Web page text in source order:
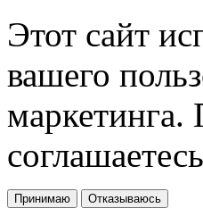
Этот сайт
вашего
маркетинга.
Принимаю Отказываюсь